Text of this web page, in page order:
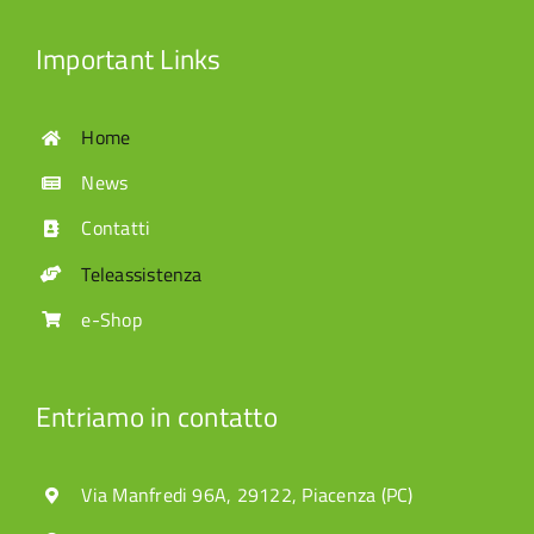
Important Links
Home
News
Contatti
Teleassistenza
e-Shop
Entriamo in contatto
Via Manfredi 96A, 29122, Piacenza (PC)